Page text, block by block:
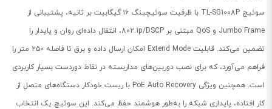
سوئیچ TL-SG1008P با ظرفیت سوئیچینگ ۱۶ گیگابیت بر ثانیه، پشتیبانی از
Jumbo Frame و QoS مبتنی بر 802.1p/DSCP، انتقال داده‌ای روان و پایدار را
تضمین می‌کند. قابلیت Extend Mode امکان ارسال داده و برق تا فاصله ۲۵۰ متر را
فراهم می‌آورد، که برای نصب دوربین‌های مداربسته در نقاط دوردست بسیار کاربردی
است. همچنین ویژگی PoE Auto Recovery با ریست خودکار دستگاه‌های متصلِ از
کار افتاده، پایداری شبکه را به‌طور هوشمند حفظ می‌کند. این سوئیچ یک انتخاب